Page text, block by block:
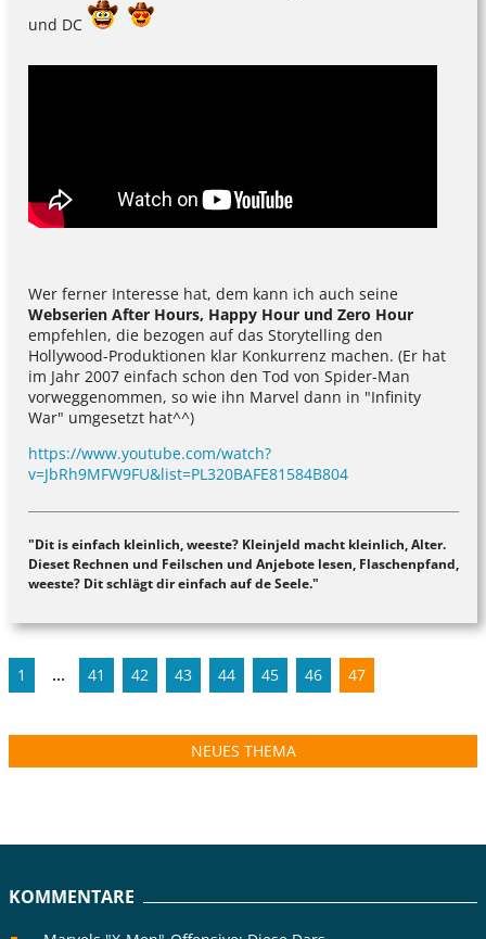
und DC
Wer ferner Interesse hat, dem kann ich auch seine
Webserien After Hours, Happy Hour und Zero Hour
empfehlen, die bezogen auf das Storytelling den
Hollywood-Produktionen klar Konkurrenz machen. (Er hat
im Jahr 2007 einfach schon den Tod von Spider-Man
vorweggenommen, so wie ihn Marvel dann in "Infinity
War" umgesetzt hat^^)
https://www.youtube.com/watch?
v=JbRh9MFW9FU&list=PL320BAFE81584B804
"Dit is einfach kleinlich, weeste? Kleinjeld macht kleinlich, Alter.
Dieset Rechnen und Feilschen und Anjebote lesen, Flaschenpfand,
weeste? Dit schlägt dir einfach auf de Seele."
1 ... 41 42 43 44 45 46 47
NEUES THEMA
KOMMENTARE